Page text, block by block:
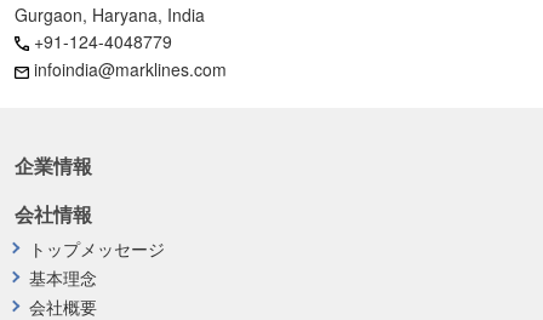
Gurgaon, Haryana, India
+91-124-4048779
infoindia@marklines.com
企業情報
会社情報
トップメッセージ
基本理念
会社概要